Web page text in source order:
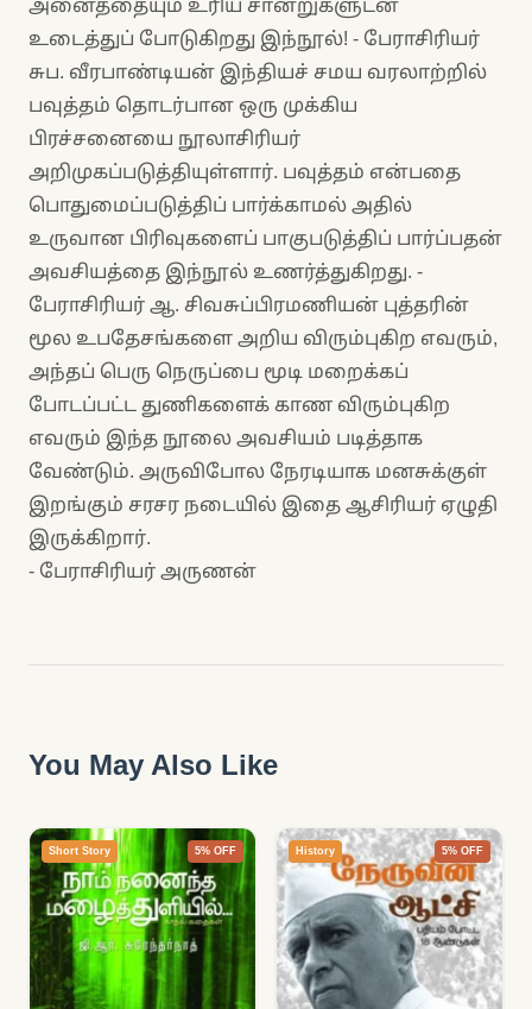
அனைத்தையும் உரிய சான்றுகளுடன்
உடைத்துப் போடுகிறது இந்நூல்! - பேராசிரியர்
சுப. வீரபாண்டியன் இந்தியச் சமய வரலாற்றில்
பவுத்தம் தொடர்பான ஒரு முக்கிய
பிரச்சனையை நூலாசிரியர்
அறிமுகப்படுத்தியுள்ளார். பவுத்தம் என்பதை
பொதுமைப்படுத்திப் பார்க்காமல் அதில்
உருவான பிரிவுகளைப் பாகுபடுத்திப் பார்ப்பதன்
அவசியத்தை இந்நூல் உணர்த்துகிறது. -
பேராசிரியர் ஆ. சிவசுப்பிரமணியன் புத்தரின்
மூல உபதேசங்களை அறிய விரும்புகிற எவரும்,
அந்தப் பெரு நெருப்பை மூடி மறைக்கப்
போடப்பட்ட துணிகளைக் காண விரும்புகிற
எவரும் இந்த நூலை அவசியம் படித்தாக
வேண்டும். அருவிபோல நேரடியாக மனசுக்குள்
இறங்கும் சரசர நடையில் இதை ஆசிரியர் ஏழுதி
இருக்கிறார்.
- பேராசிரியர் அருணன்
You May Also Like
Short Story 5% OFF History 5% OFF